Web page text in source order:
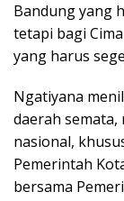
Bandung yang
tetapi bagi
yang harus
Ngatiyana
daerah semata,
nasional,
Pemerintah
bersama